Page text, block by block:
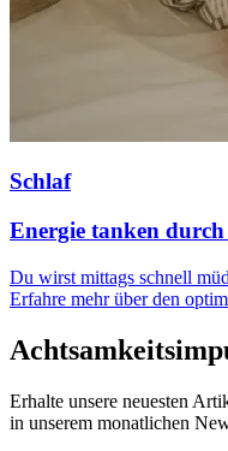
Schlaf
Energie tanken
Du wirst mittags schnell
Erfahre mehr über den
Erhalte unsere neuesten
in unserem monatlichen